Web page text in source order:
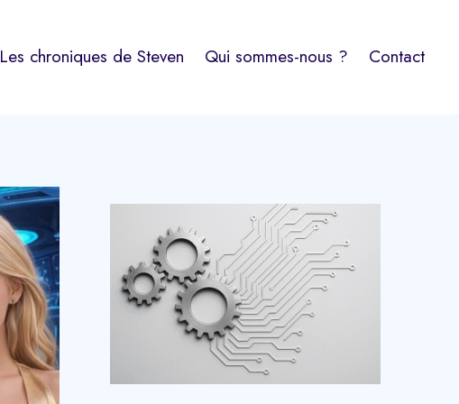
Les chroniques de Steven Qui sommes-nous ? Contact